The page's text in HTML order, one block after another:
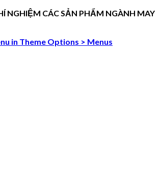
NGHIỆM CÁC SẢN PHẨM NGÀNH MAY
in Theme Options > Menus